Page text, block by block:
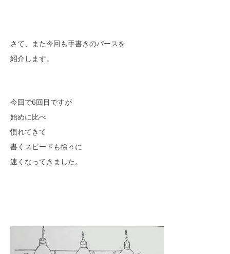
さて、また今回も手書きのパースを
紹介します。
今回で6回目ですが
始めに比べ
慣れてきて
書くスピードも徐々に
速くなってきました。